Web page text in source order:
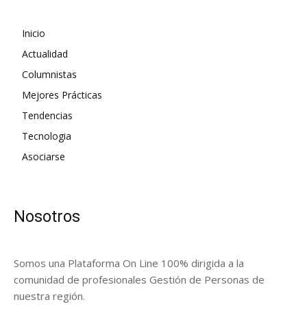
Inicio
Actualidad
Columnistas
Mejores Prácticas
Tendencias
Tecnologia
Asociarse
Nosotros
Somos una Plataforma On Line 100% dirigida a la
comunidad de profesionales Gestión de Personas de
nuestra región.